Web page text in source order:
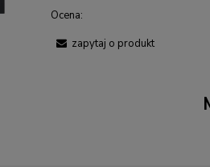
Ocena:
zapytaj o produkt